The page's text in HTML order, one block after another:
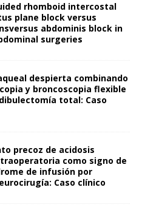
rhomboid intercostal
plane block versus
abdominis block in
surgeries
despierta combinando
y broncoscopia flexible
total: Caso
precoz de acidosis
como signo de
de infusión por
Caso clínico